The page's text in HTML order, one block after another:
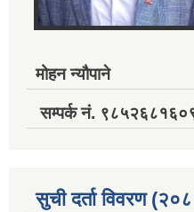
मोहन न्यौपाने
सम्पर्क नं.
सुची दर्ता विवरण